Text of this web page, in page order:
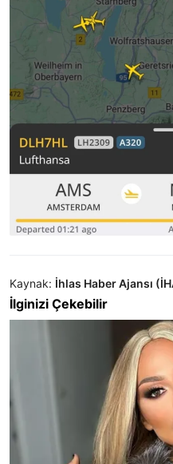
Kaynak: İhlas Haber Ajansı